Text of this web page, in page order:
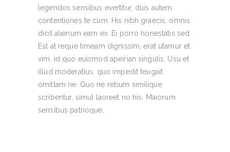
legendos sensibus evertitur, duis autem
contentiones te cum. His nibh graecis, omnis
dicit alienum eam ex. Ei porro honestatis sed.
Est at reque timeam dignissim, erat utamur et
vim, id quo euismod apeirian singulis. Usu et
illud moderatius, quo impedit feugait
omittam ne. Quo ne rebum similique
scribentur, simul laoreet no his. Maiorum
sensibus patrioque.